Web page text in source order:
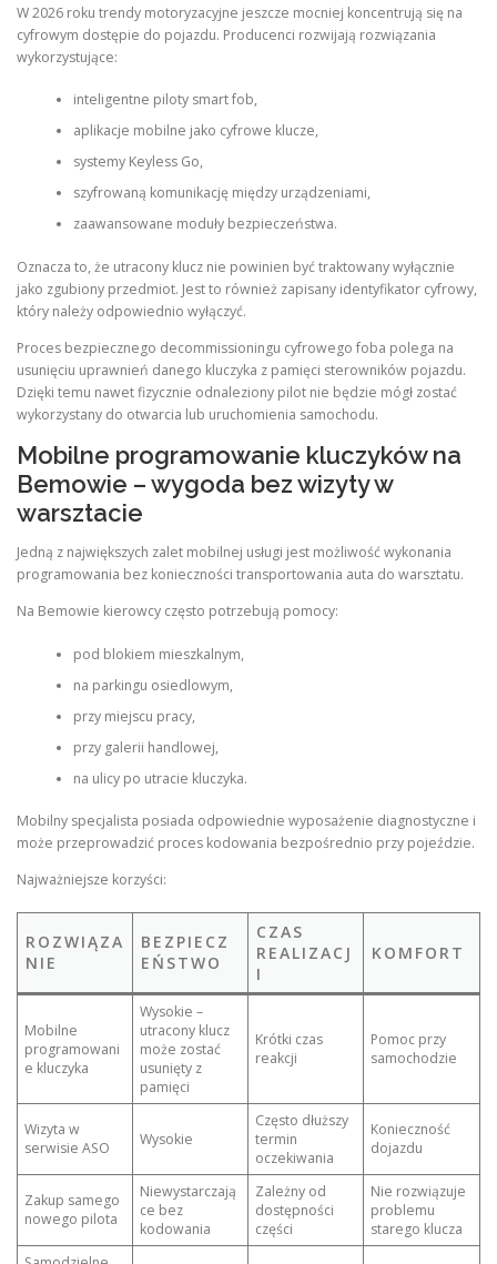
W 2026 roku trendy motoryzacyjne jeszcze mocniej koncentrują się na
cyfrowym dostępie do pojazdu. Producenci rozwijają rozwiązania
wykorzystujące:
inteligentne piloty smart fob,
aplikacje mobilne jako cyfrowe klucze,
systemy Keyless Go,
szyfrowaną komunikację między urządzeniami,
zaawansowane moduły bezpieczeństwa.
Oznacza to, że utracony klucz nie powinien być traktowany wyłącznie
jako zgubiony przedmiot. Jest to również zapisany identyfikator cyfrowy,
który należy odpowiednio wyłączyć.
Proces bezpiecznego decommissioningu cyfrowego foba polega na
usunięciu uprawnień danego kluczyka z pamięci sterowników pojazdu.
Dzięki temu nawet fizycznie odnaleziony pilot nie będzie mógł zostać
wykorzystany do otwarcia lub uruchomienia samochodu.
Mobilne programowanie kluczyków na
Bemowie – wygoda bez wizyty w
warsztacie
Jedną z największych zalet mobilnej usługi jest możliwość wykonania
programowania bez konieczności transportowania auta do warsztatu.
Na Bemowie kierowcy często potrzebują pomocy:
pod blokiem mieszkalnym,
na parkingu osiedlowym,
przy miejscu pracy,
przy galerii handlowej,
na ulicy po utracie kluczyka.
Mobilny specjalista posiada odpowiednie wyposażenie diagnostyczne i
może przeprowadzić proces kodowania bezpośrednio przy pojeździe.
Najważniejsze korzyści:
ROZWIĄZA
NIE
BEZPIECZ
EŃSTWO
CZAS
REALIZACJ
I
KOMFORT
Mobilne
programowani
e kluczyka
Wysokie –
utracony klucz
może zostać
usunięty z
pamięci
Krótki czas
reakcji
Pomoc przy
samochodzie
Wizyta w
serwisie ASO
Wysokie
Często dłuższy
termin
oczekiwania
Konieczność
dojazdu
Zakup samego
nowego pilota
Niewystarczają
ce bez
kodowania
Zależny od
dostępności
części
Nie rozwiązuje
problemu
starego klucza